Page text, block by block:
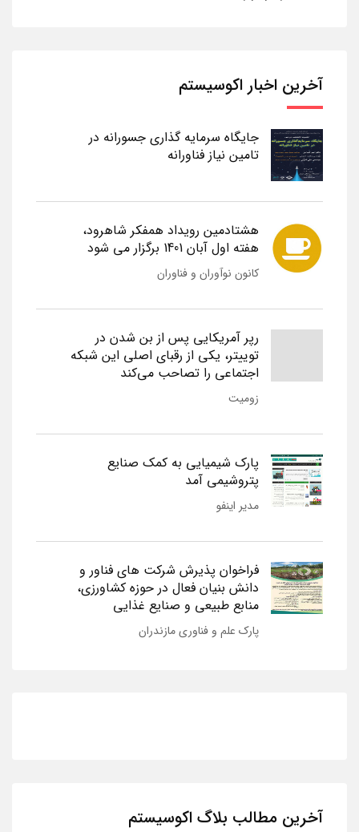
آخرین اخبار اکوسیستم
جایگاه سرمایه گذاری جسورانه در
تامین نیاز فناورانه
هشتادمین رویداد همفکر شاهرود،
هفته اول آبان 1401 برگزار می شود
کانون نوآوران و فناوران
رپر آمریکایی پس از بن شدن در
توییتر، یکی از رقبای اصلی این شبکه
اجتماعی را تصاحب می‌کند
زومیت
پارک شیمیایی به کمک صنایع
پتروشیمی آمد
مدیر اینفو
فراخوان پذیرش شرکت های فناور و
دانش بنیان فعال در حوزه کشاورزی،
منابع طبیعی و صنایع غذایی
پارک علم و فناوری مازندران
آخرین مطالب بلاگ اکوسیستم